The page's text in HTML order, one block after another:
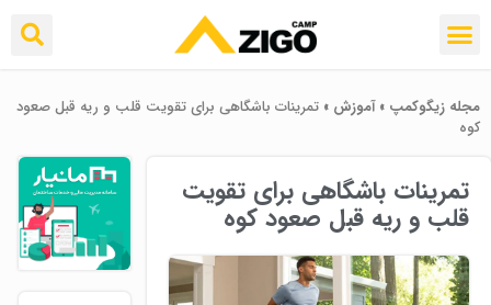
مجله زیگوکمپ »آموزش » تمرینات باشگاهی برای تقویت قلب و ریه‌ قبل صعود
کوه
تمرینات باشگاهی برای تقویت
قلب و ریه‌ قبل صعود کوه